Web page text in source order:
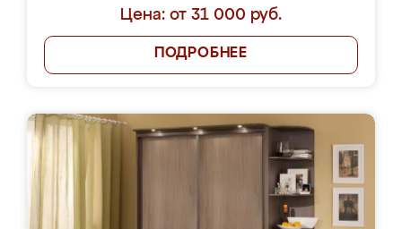
Цена: от 31 000 руб.
ПОДРОБНЕЕ